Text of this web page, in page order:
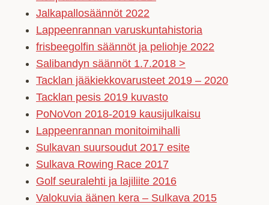
Jalkapallosäännöt 2022
Lappeenrannan varuskuntahistoria
frisbeegolfin säännöt ja peliohje 2022
Salibandyn säännöt 1.7.2018 >
Tacklan jääkiekkovarusteet 2019 – 2020
Tacklan pesis 2019 kuvasto
PoNoVon 2018-2019 kausijulkaisu
Lappeenrannan monitoimihalli
Sulkavan suursoudut 2017 esite
Sulkava Rowing Race 2017
Golf seuralehti ja lajiliite 2016
Valokuvia äänen kera – Sulkava 2015